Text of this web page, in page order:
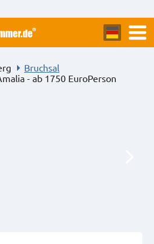
Bruchsal
- ab 1750 EuroPerson